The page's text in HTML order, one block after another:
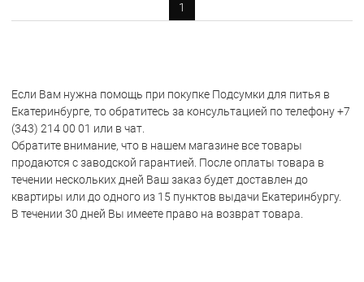
1
Если Вам нужна помощь при покупке Подсумки для питья в
Екатеринбурге, то обратитесь за консультацией по телефону +7
(343) 214 00 01 или в чат.
Обратите внимание, что в нашем магазине все товары
продаются с заводской гарантией. После оплаты товара в
течении нескольких дней Ваш заказ будет доставлен до
квартиры или до одного из 15 пунктов выдачи Екатеринбургу.
В течении 30 дней Вы имеете право на возврат товара.